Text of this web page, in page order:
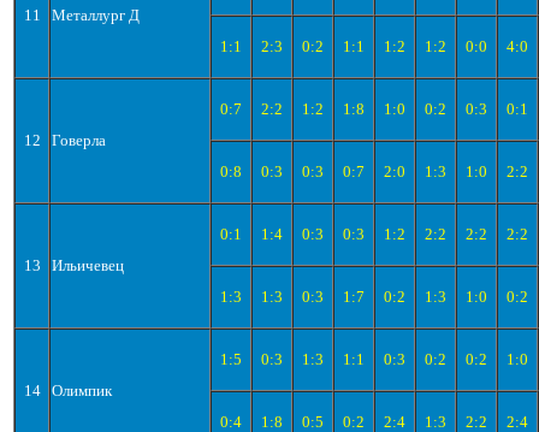
11 Металлург Д
1:1 2:3 0:2 1:1 1:2 1:2 0:0 4:0
12 Говерла
0:7 2:2 1:2 1:8 1:0 0:2 0:3 0:1
0:8 0:3 0:3 0:7 2:0 1:3 1:0 2:2
13 Ильичевец
0:1 1:4 0:3 0:3 1:2 2:2 2:2 2:2
1:3 1:3 0:3 1:7 0:2 1:3 1:0 0:2
14 Олимпик
1:5 0:3 1:3 1:1 0:3 0:2 0:2 1:0
0:4 1:8 0:5 0:2 2:4 1:3 2:2 2:4